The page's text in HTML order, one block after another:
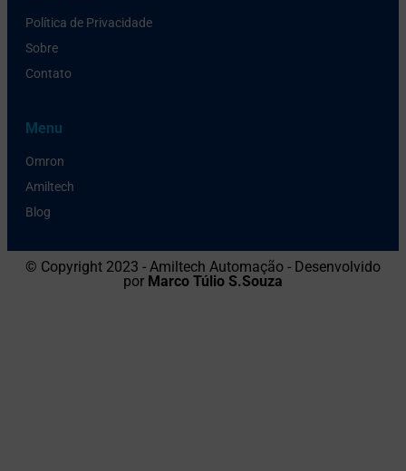
Política de Privacidade
Sobre
Contato
Menu
Omron
Amiltech
Blog
© Copyright 2023 - Amiltech Automação - Desenvolvido
por Marco Túlio S.Souza